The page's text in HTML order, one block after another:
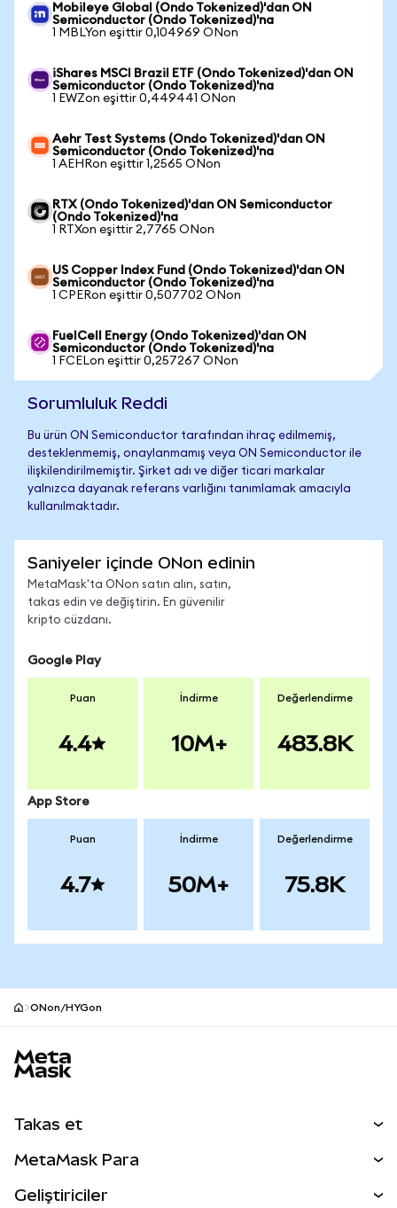
Mobileye Global (Ondo Tokenized)'dan ON
Semiconductor (Ondo Tokenized)'na
1 MBLYon eşittir 0,104969 ONon
iShares MSCI Brazil ETF (Ondo Tokenized)'dan ON
Semiconductor (Ondo Tokenized)'na
1 EWZon eşittir 0,449441 ONon
Aehr Test Systems (Ondo Tokenized)'dan ON
Semiconductor (Ondo Tokenized)'na
1 AEHRon eşittir 1,2565 ONon
RTX (Ondo Tokenized)'dan ON Semiconductor
(Ondo Tokenized)'na
1 RTXon eşittir 2,7765 ONon
US Copper Index Fund (Ondo Tokenized)'dan ON
Semiconductor (Ondo Tokenized)'na
1 CPERon eşittir 0,507702 ONon
FuelCell Energy (Ondo Tokenized)'dan ON
Semiconductor (Ondo Tokenized)'na
1 FCELon eşittir 0,257267 ONon
Sorumluluk Reddi
Bu ürün ON Semiconductor tarafından ihraç edilmemiş,
desteklenmemiş, onaylanmamış veya ON Semiconductor ile
ilişkilendirilmemiştir. Şirket adı ve diğer ticari markalar
yalnızca dayanak referans varlığını tanımlamak amacıyla
kullanılmaktadır.
Saniyeler içinde ONon edinin
MetaMask'ta ONon satın alın, satın,
takas edin ve değiştirin. En güvenilir
kripto cüzdanı.
Google Play
Puan
4.4
İndirme
10M+
Değerlendirme
483.8K
App Store
Puan
4.7
İndirme
50M+
Değerlendirme
75.8K
ONon/HYGon
Takas et
MetaMask Para
Geliştiriciler